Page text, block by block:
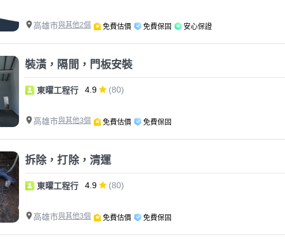
高雄市與其他2個 免費估價 免費保固 安心保證
裝潢，隔間，門板安裝
東曜工程行 4.9 (80)
高雄市與其他3個 免費估價 免費保固
拆除，打除，清運
東曜工程行 4.9 (80)
高雄市與其他3個 免費估價 免費保固